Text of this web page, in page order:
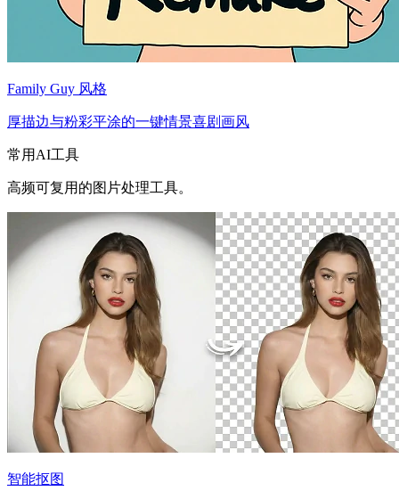
Family Guy 风格
厚描边与粉彩平涂的一键情景喜剧画风
常用AI工具
高频可复用的图片处理工具。
智能抠图